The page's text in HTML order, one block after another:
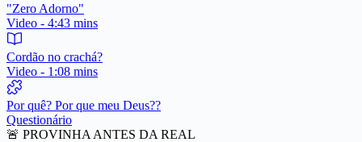
"Zero Adorno"
Video - 4:43 mins
Cordão no crachá?
Video - 1:08 mins
Por quê? Por que meu Deus??
Questionário
🚨 PROVINHA ANTES DA REAL